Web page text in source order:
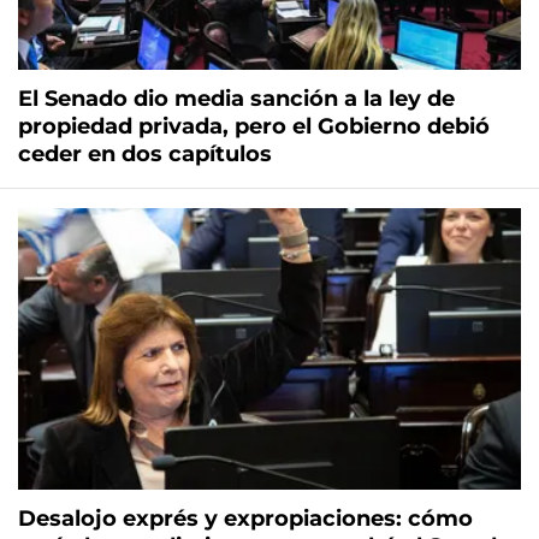
El Senado dio media sanción a la ley de
propiedad privada, pero el Gobierno debió
ceder en dos capítulos
Desalojo exprés y expropiaciones: cómo